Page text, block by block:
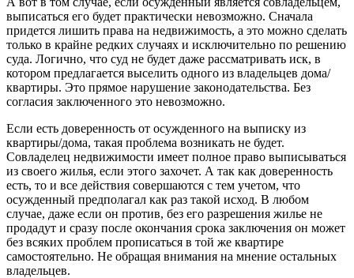
выписаться его будет практически невозможно. Сначала
придется лишить права на недвижимость, а это можно сделать
только в крайне редких случаях и исключительно по решению
суда. Логично, что суд не будет даже рассматривать иск, в
котором предлагается выселить одного из владельцев дома/
квартиры. Это прямое нарушение законодательства. Без
согласия заключенного это невозможно.
Если есть доверенность от осужденного на выписку из
квартиры/дома, такая проблема возникать не будет.
Совладелец недвижимости имеет полное право выписываться
из своего жилья, если этого захочет. А так как доверенность
есть, то и все действия совершаются с тем учетом, что
осужденный предполагал как раз такой исход. В любом
случае, даже если он против, без его разрешения жилье не
продадут и сразу после окончания срока заключения он может
без всяких проблем прописаться в той же квартире
самостоятельно. Не обращая внимания на мнение остальных
владельцев.